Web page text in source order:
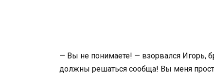
— Вы не понимаете! — взорвался Игорь,
должны решаться сообща! Вы меня